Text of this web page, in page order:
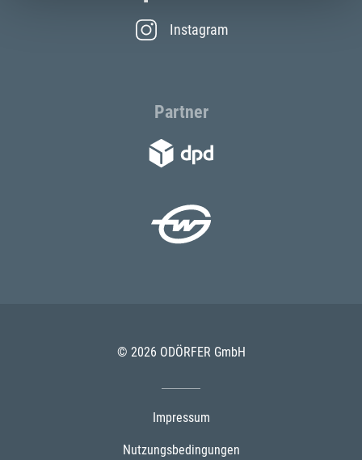
Instagram
Partner
© 2026 ODÖRFER GmbH
Impressum
Nutzungsbedingungen